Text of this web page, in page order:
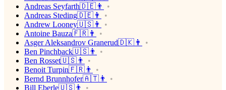
Andreas Seyfarth🇩🇪👨
Andreas Steding🇩🇪👨
Andrew Looney🇺🇸👨
Antoine Bauza🇫🇷👨
Asger Aleksandrov Granerud🇩🇰👨
Ben Pinchback🇺🇸👨
Ben Rosset🇺🇸👨
Benoit Turpin🇫🇷👨
Bernd Brunnhofer🇦🇹👨
Bill Eberle🇺🇸👨